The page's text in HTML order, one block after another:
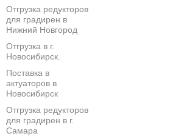
Отгрузка редукторов
для градирен в
Нижний Новгород
Отгрузка в г.
Новосибирск.
Поставка в
актуаторов в
Новосибирск
Отгрузка редукторов
для градирен в г.
Самара